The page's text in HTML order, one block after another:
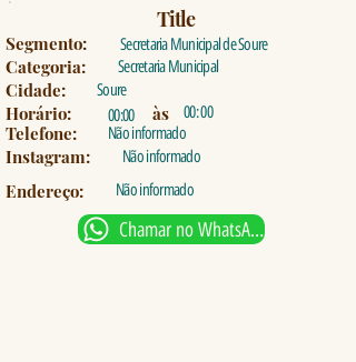
Title
Segmento: Secretaria Municipal de Soure
Categoria: Secretaria Municipal
Cidade: Soure
Horário: 00:00 às 00: 00
Telefone: Não informado
Instagram: Não informado
Endereço: Não informado
Chamar no WhatsApp